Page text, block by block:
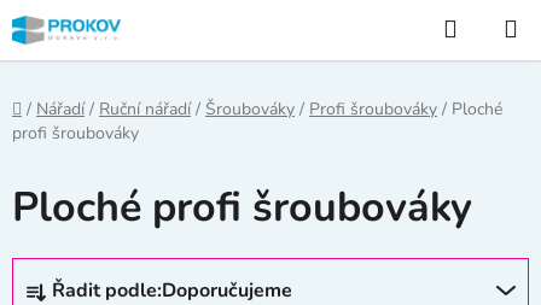
Přejít
na
obsah
Hledat
Domů
/ Nářadí / Ruční nářadí / Šroubováky / Profi šroubováky / Ploché
profi šroubováky
Ploché profi šroubováky
Ř
Řadit podle:Doporučujeme